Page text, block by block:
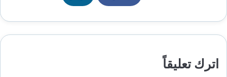
اترك تعليقاً